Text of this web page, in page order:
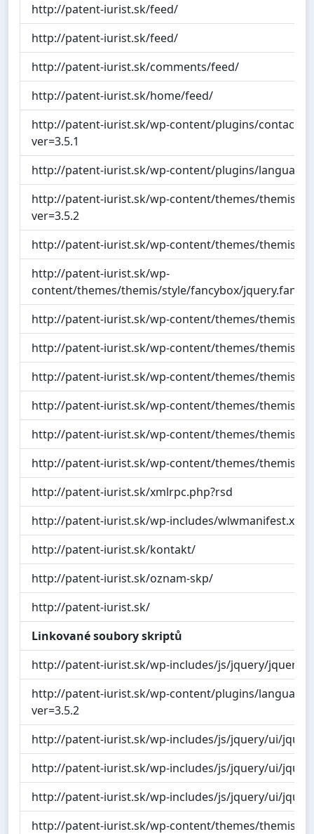
http://patent-iurist.sk/feed/
http://patent-iurist.sk/feed/
http://patent-iurist.sk/comments/feed/
http://patent-iurist.sk/home/feed/
http://patent-iurist.sk/wp-content/plugins/contact-
ver=3.5.1
http://patent-iurist.sk/wp-content/plugins/language-
http://patent-iurist.sk/wp-content/themes/themis/
ver=3.5.2
http://patent-iurist.sk/wp-content/themes/themis/
http://patent-iurist.sk/wp-
content/themes/themis/style/fancybox/
http://patent-iurist.sk/wp-content/themes/themis/
http://patent-iurist.sk/wp-content/themes/themis/
http://patent-iurist.sk/wp-content/themes/themis/
http://patent-iurist.sk/wp-content/themes/themis/
http://patent-iurist.sk/wp-content/themes/themis/
http://patent-iurist.sk/wp-content/themes/themis/
http://patent-iurist.sk/xmlrpc.php?rsd
http://patent-iurist.sk/wp-includes/wlwmanifest.xml
http://patent-iurist.sk/kontakt/
http://patent-iurist.sk/oznam-skp/
http://patent-iurist.sk/
Linkované soubory skriptů
http://patent-iurist.sk/wp-includes/js/jquery/
http://patent-iurist.sk/wp-content/plugins/
ver=3.5.2
http://patent-iurist.sk/wp-includes/js/jquery/ui/
http://patent-iurist.sk/wp-includes/js/jquery/ui/
http://patent-iurist.sk/wp-includes/js/jquery/ui/
http://patent-iurist.sk/wp-content/themes/themis/